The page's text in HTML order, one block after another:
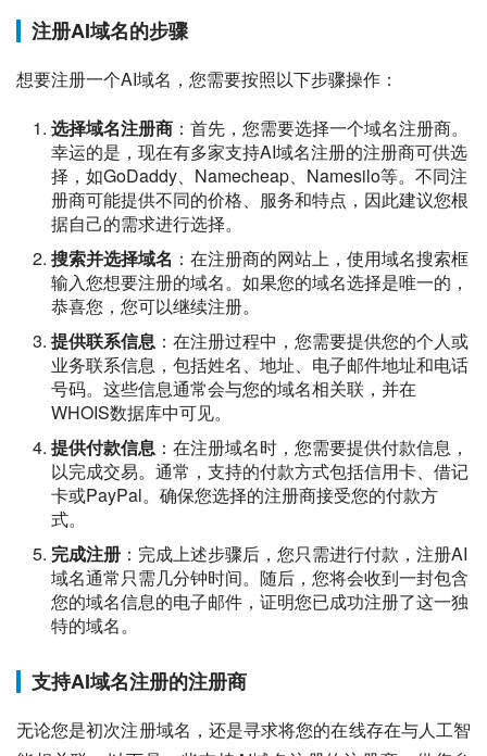
注册AI域名的步骤
想要注册一个AI域名，您需要按照以下步骤操作：
选择域名注册商 ：首先，您需要选择一个域名注册商。
幸运的是，现在有多家支持AI域名注册的注册商可供选
择，如GoDaddy、Namecheap、Namesilo等。不同注
册商可能提供不同的价格、服务和特点，因此建议您根
据自己的需求进行选择。
搜索并选择域名 ：在注册商的网站上，使用域名搜索框
输入您想要注册的域名。如果您的域名选择是唯一的，
恭喜您，您可以继续注册。
提供联系信息 ：在注册过程中，您需要提供您的个人或
业务联系信息，包括姓名、地址、电子邮件地址和电话
号码。这些信息通常会与您的域名相关联，并在
WHOIS数据库中可见。
提供付款信息 ：在注册域名时，您需要提供付款信息，
以完成交易。通常，支持的付款方式包括信用卡、借记
卡或PayPal。确保您选择的注册商接受您的付款方
式。
完成注册 ：完成上述步骤后，您只需进行付款，注册AI
域名通常只需几分钟时间。随后，您将会收到一封包含
您的域名信息的电子邮件，证明您已成功注册了这一独
特的域名。
支持AI域名注册的注册商
无论您是初次注册域名，还是寻求将您的在线存在与人工智